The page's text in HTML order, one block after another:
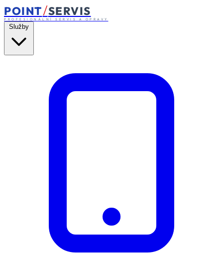
POINT/SERVIS
PROFESIONÁLNÍ SERVIS A OPRAVY
Služby